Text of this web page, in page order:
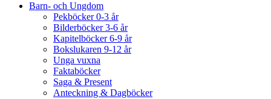
Barn- och Ungdom
Pekböcker 0-3 år
Bilderböcker 3-6 år
Kapitelböcker 6-9 år
Bokslukaren 9-12 år
Unga vuxna
Faktaböcker
Saga & Present
Anteckning & Dagböcker